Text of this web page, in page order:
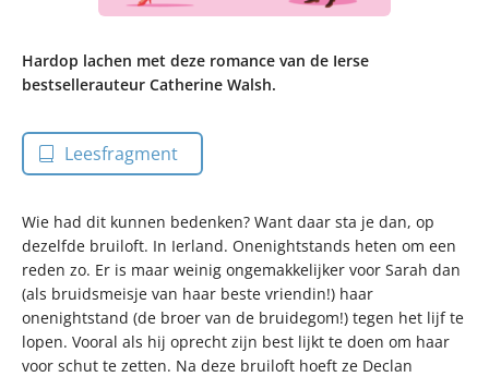
Hardop lachen met deze romance van de Ierse
bestsellerauteur Catherine Walsh.
Leesfragment
Wie had dit kunnen bedenken? Want daar sta je dan, op
dezelfde bruiloft. In Ierland. Onenightstands heten om een
reden zo. Er is maar weinig ongemakkelijker voor Sarah dan
(als bruidsmeisje van haar beste vriendin!) haar
onenightstand (de broer van de bruidegom!) tegen het lijf te
lopen. Vooral als hij oprecht zijn best lijkt te doen om haar
voor schut te zetten. Na deze bruiloft hoeft ze Declan